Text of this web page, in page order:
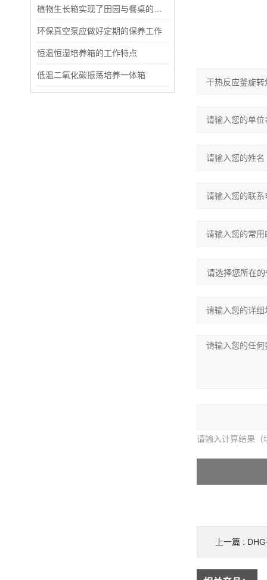
环保真空泵应做好定期的保养工作
恒温恒湿培养箱的工作特点
低温二氧化碳振荡培养一体箱
请输入计算结果（
上一篇 :